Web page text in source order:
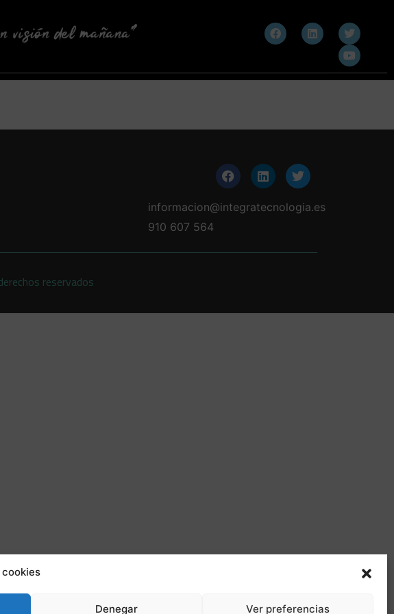
Denegar Ver preferencias
informacion@integratecnologia.es
910 607 564
reservados